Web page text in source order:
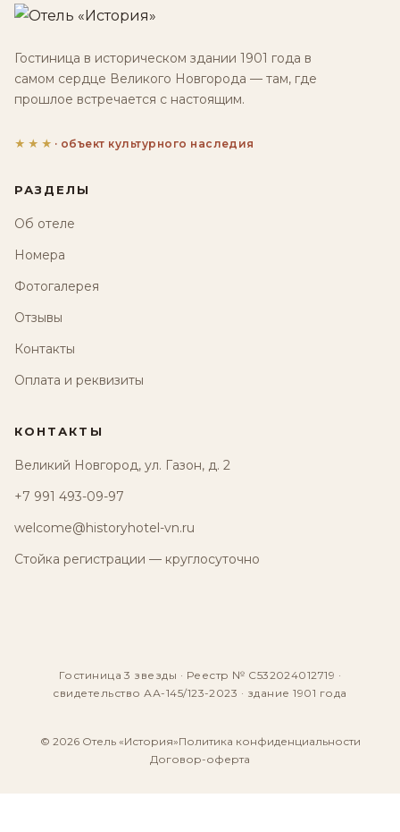
Гостиница в историческом здании 1901 года в
самом сердце Великого Новгорода — там, где
прошлое встречается с настоящим.
★★★ · объект культурного наследия
РАЗДЕЛЫ
Об отеле
Номера
Фотогалерея
Отзывы
Контакты
Оплата и реквизиты
КОНТАКТЫ
Великий Новгород, ул. Газон, д. 2
+7 991 493-09-97
welcome@historyhotel-vn.ru
Стойка регистрации — круглосуточно
Гостиница 3 звезды · Реестр № С532024012719 ·
свидетельство АА-145/123-2023 · здание 1901 года
© 2026 Отель «История»Политика конфиденциальности
Договор-оферта